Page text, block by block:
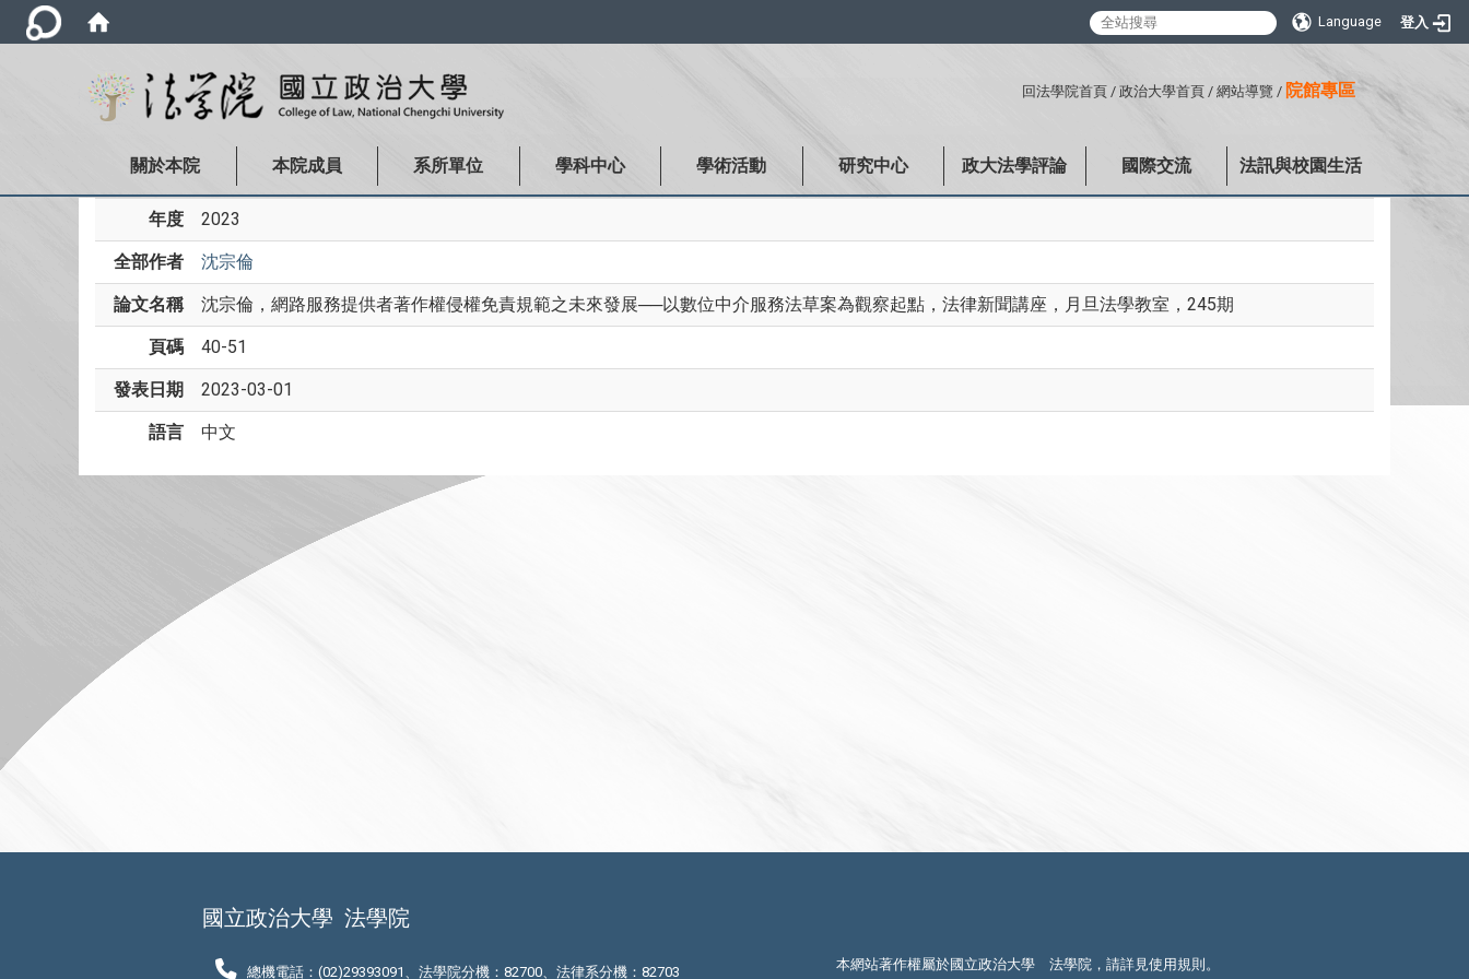
Language 登入
回法學院首頁 / 政治大學首頁 / 網站導覽 / 院館專區
關於本院 本院成員 系所單位 學科中心 學術活動 研究中心 政大法學評論 國際交流 法訊與校園生活
年度 2023
全部作者 沈宗倫
論文名稱 沈宗倫，網路服務提供者著作權侵權免責規範之未來發展──以數位中介服務法草案為觀察起點，法律新聞講座，月旦法學教室，245期
頁碼 40-51
發表日期 2023-03-01
語言 中文
國立政治大學 法學院
總機電話：(02)29393091、法學院分機：82700、法律系分機：82703 本網站著作權屬於國立政治大學 法學院，請詳見使用規則 。